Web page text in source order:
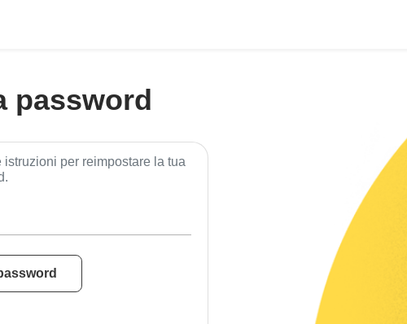
password
per reimpostare la tua